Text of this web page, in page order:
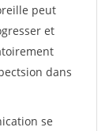
peut
et
dans
se